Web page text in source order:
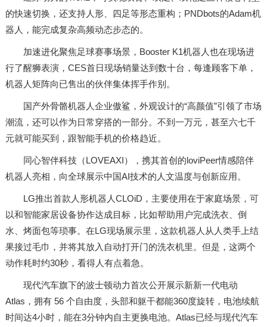
的快速切换，还支持人形、四足等形态重构；PNDbots的Adam机
器人，能完成复杂高频动态步态的。
加速进化聚焦足球赛事场景，Booster K1机器人也在现场进
行了醒狮表演，CES首日现场销量达到数十台，每逢顾客下单，
机器人矩阵向已售出的伙伴集体挥手作别。
国产外骨骼机器人企业傲鲨，外观设计的“高颜值”引领了市场
潮流，还可以作为日常穿搭的一部分。不到一万元，甚至六七千
元就可能买到，跟智能手机的价格趋近。
同心智伴科技（LOVEAXI），携其首创的loviPeer情感陪伴
机器人亮相，向全球展示中国AI技术的人文温度与创新应用。
LG推出首款人形机器人CLOiD，主要使用在于家庭场景，可
以和智能家居设备协作达成目标，比如帮助用户完成洗衣、倒
水、烤面包等琐事。在LG现场展示里，这款机器人从人类手上结
果接过毛巾，并将其放入自动打开门的洗衣机里。但是，这两个
动作耗时约30秒，看得人有点着急。
现代汽车旗下的波士顿动力首次公开展示新新一代电动
Atlas，拥有 56 个自由度，头部和躯干都能360度旋转，电池续航
时间达4小时，能在3分钟内自主更换电池。Atlas已经与现代汽车